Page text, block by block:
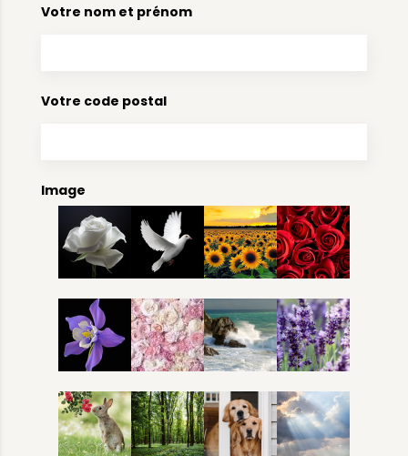
Votre nom et prénom
Votre code postal
Image